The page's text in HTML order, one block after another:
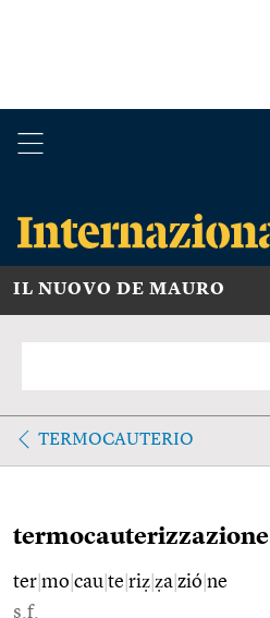
IL NUOVO DE MAURO
TERMOCAUTERIO
termocauterizzazione
ter mo cau te riẓ ẓa zió ne
s.f.